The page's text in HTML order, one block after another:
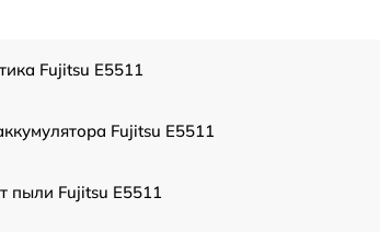
Fujitsu E5511
Fujitsu E5511
пыли Fujitsu E5511